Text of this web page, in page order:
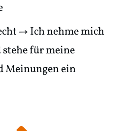
→ Ich nehme mich
für meine
Meinungen ein